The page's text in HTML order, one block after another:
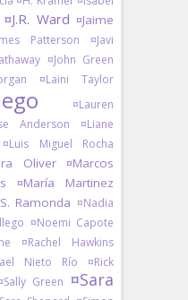
¤J.R. Ward ¤Jaime
Patterson
¤Javi
¤John Green
¤Laini Taylor
¤Lauren
Anderson
¤Liane
¤Luis Miguel Rocha
Oliver
¤Marcos
¤María Martinez
Ramonda ¤Nadia
¤Noemi Capote
¤Rachel Hawkins
Nieto Río
¤Rick
Green ¤Sara